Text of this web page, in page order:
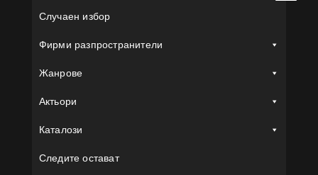
Случаен избор
Фирми разпространители
Жанрове
Актьори
Каталози
Следите остават